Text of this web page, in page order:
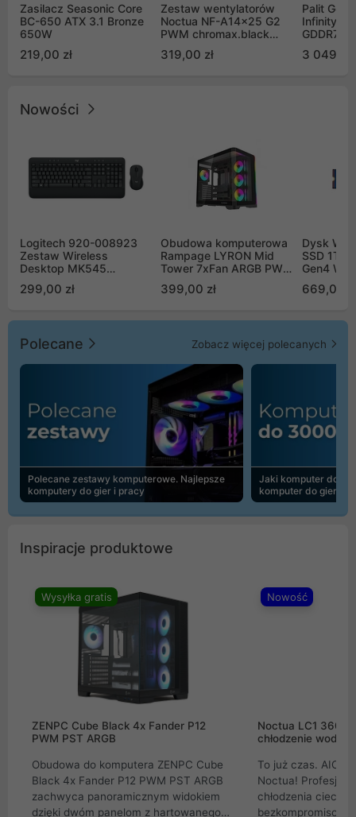
Zasilacz Seasonic Core
BC-650 ATX 3.1 Bronze
650W
219,00 zł
Zestaw wentylatorów
Noctua NF-A14x25 G2
PWM chromax.black
Push Pull (2szt)
319,00 zł
Palit
Infinity 3
GDDR7
GB2050S)
3 049,00
Nowości
Logitech 920-008923
Zestaw Wireless
Desktop MK545
299,00 zł
Obudowa komputerowa
Rampage LYRON Mid
Tower 7xFan ARGB PWM
399,00 zł
Dysk WD
SSD 1TB
Gen4
669,00
Polecane Zobacz więcej polecanych
Polecane zestawy komputerowe. Najlepsze
komputery do gier i pracy
Jaki komputer do
komputer do gier |
Inspiracje produktowe
Wysyłka gratis
ZENPC Cube Black 4x Fander P12
PWM PST ARGB
Obudowa do komputera ZENPC Cube
Black 4x Fander P12 PWM PST ARGB
zachwyca panoramicznym widokiem
dzięki dwóm panelom z hartowanego
Nowość
Noctua LC1
chłodzenie wodne
To już czas. AIO
Noctua!
chłodzenia cieczą